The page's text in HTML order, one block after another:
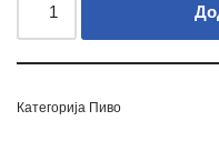
Категорија Пиво